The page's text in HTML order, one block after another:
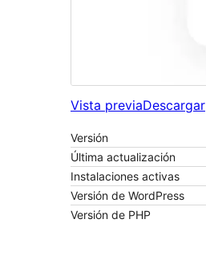
Vista previaDescargar
Versión
Última actualización
Instalaciones activas
Versión de WordPress
Versión de PHP